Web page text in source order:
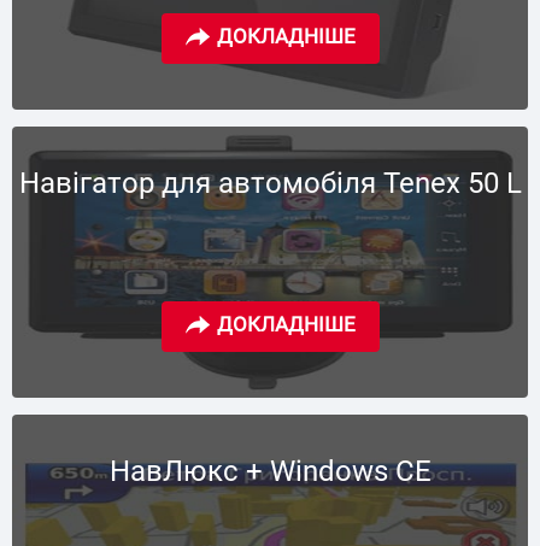
Навігатор для автомобіля Tenex 50 L
НавЛюкс + Windows CE